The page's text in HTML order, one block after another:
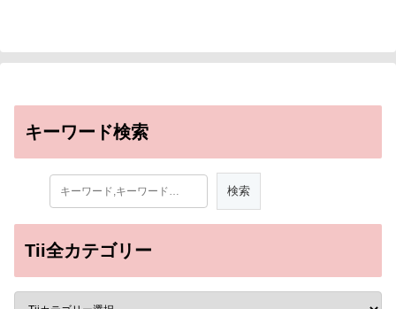
キーワード検索
Tii全カテゴリー